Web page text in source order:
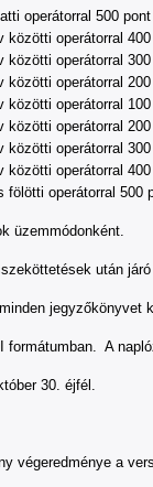
operátorral 500 pont
közötti operátorral
közötti operátorral
közötti operátorral
közötti operátorral
közötti operátorral
közötti operátorral
közötti operátorral
fölötti operátorral 500
üzemmódonként.
után
jegyzőkönyvet
formátumban. A
30. éjfél.
végeredménye a